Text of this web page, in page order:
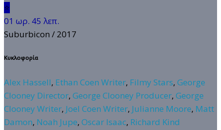
⭐
01 ωρ. 45 λεπ.
Suburbicon / 2017
Κυκλοφορία
Alex Hassell, Ethan Coen Writer, Filmy Stars, George
Clooney Director, George Clooney Producer, George
Clooney Writer, Joel Coen Writer, Julianne Moore, Matt
Damon, Noah Jupe, Oscar Isaac, Richard Kind